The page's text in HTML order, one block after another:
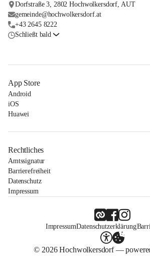
Dorfstraße 3, 2802 Hochwolkersdorf, AUT
gemeinde@hochwolkersdorf.at
+43 2645 8222
Schließt bald
App Store
Android
iOS
Huawei
Rechtliches
Amtssignatur
Barrierefreiheit
Datenschutz
Impressum
ImpressumDatenschutzerklärung
© 2026 Hochwolkersdorf —